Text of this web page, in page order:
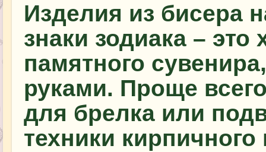
Изделия из бисера
знаки зодиака –
памятного
руками. Проще
для брелка или
техники